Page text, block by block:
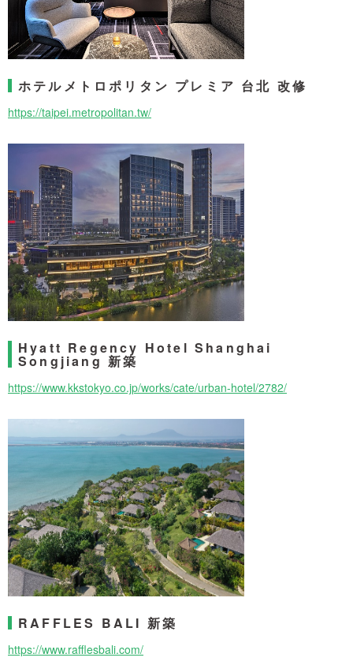
ホテルメトロポリタン プレミア 台北 改修
https://taipei.metropolitan.tw/
Hyatt Regency Hotel Shanghai
Songjiang 新築
https://www.kkstokyo.co.jp/works/cate/urban-hotel/2782/
RAFFLES BALI 新築
https://www.rafflesbali.com/